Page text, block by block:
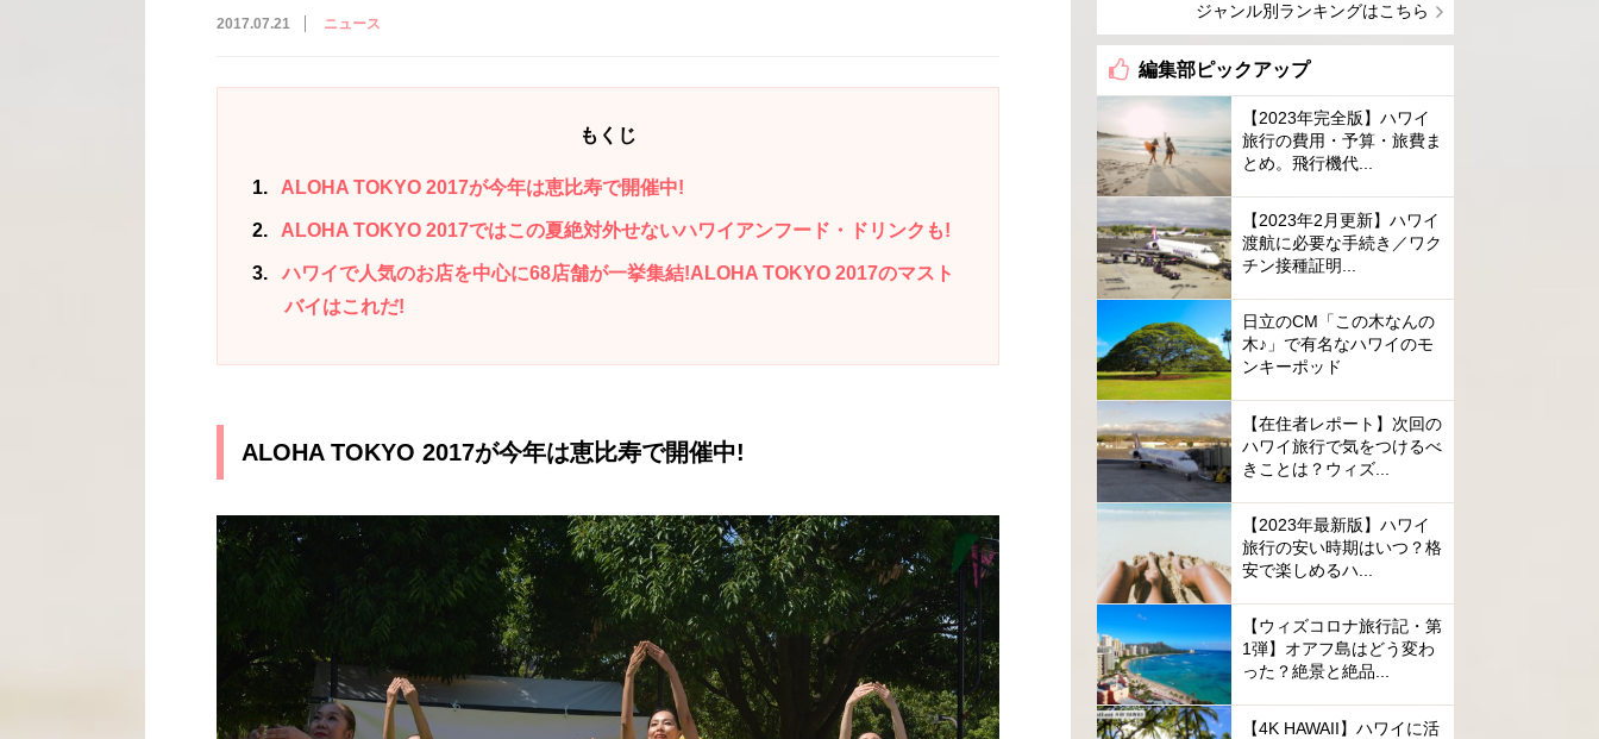
2017.07.21 ニュース
もくじ
1 ALOHA TOKYO 2017が今年は恵比寿で開催中!
2 ALOHA TOKYO 2017ではこの夏絶対外せないハワイアンフード・ドリンクも!
3
ハワイで人気のお店を中心に68店舗が一挙集結!ALOHA TOKYO 2017のマスト
バイはこれだ!
ALOHA TOKYO 2017が今年は恵比寿で開催中!
ジャンル別ランキングはこちら
編集部ピックアップ
【2023年完全版】ハワイ
旅行の費用・予算・旅費ま
とめ。飛行機代...
【2023年2月更新】ハワイ
渡航に必要な手続き／ワク
チン接種証明...
日立のCM「この木なんの
木♪」で有名なハワイのモ
ンキーポッド
【在住者レポート】次回の
ハワイ旅行で気をつけるべ
きことは？ウィズ...
【2023年最新版】ハワイ
旅行の安い時期はいつ？格
安で楽しめるハ...
【ウィズコロナ旅行記・第
1弾】オアフ島はどう変わ
った？絶景と絶品...
【4K HAWAII】ハワイに活